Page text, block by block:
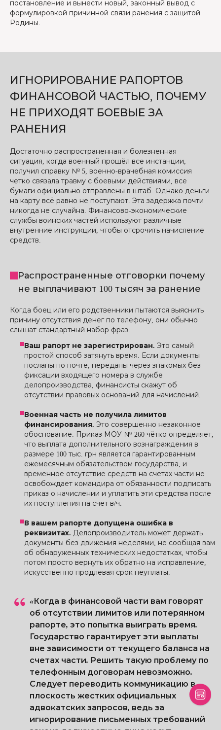
постановление и вынести новый, законный вывод с
формулировкой причинной связи ранения с защитой
Родины.
ИГНОРИРОВАНИЕ РАПОРТОВ
ФИНАНСОВОЙ ЧАСТЬЮ, ПОЧЕМУ
НЕ ПРИХОДЯТ БОЕВЫЕ ЗА
РАНЕНИЯ
Достаточно распространенная и болезненная
ситуация, когда военный прошёл все инстанции,
получил справку № 5, военно-врачебная комиссия
четко связала травму с боевыми действиями, все
бумаги официально отправлены в штаб. Однако деньги
на карту всё равно не поступают. Эта задержка почти
никогда не случайна. Финансово-экономические
службы воинских частей используют различные
внутренние инструкции, чтобы отсрочить начисление
средств.
Распространенные отговорки почему
не выплачивают 100 тысяч за ранение
Когда боец ​​или его родственники пытаются выяснить
причину отсутствия денег по телефону, они обычно
слышат стандартный набор фраз:
Ваш рапорт не зарегистрирован. Это самый
простой способ затянуть время. Если документы
посланы по почте, переданы через знакомых без
фиксации входящего номера в службе
делопроизводства, финансисты скажут об
отсутствии правовых оснований для начислений.
Военная часть не получила лимитов
финансирования. Это совершенно незаконное
обоснование. Приказ МОУ № 260 чётко определяет,
что выплата дополнительного вознаграждения в
размере 100 тыс. грн является гарантированным
ежемесячным обязательством государства, и
временное отсутствие средств на счетах части не
освобождает командира от обязанности подписать
приказ о начислении и уплатить эти средства после
их поступления на счет в/ч.
В вашем рапорте допущена ошибка в
реквизитах. Делопроизводитель может держать
документы без движения неделями, не сообщая вам
об обнаруженных технических недостатках, чтобы
потом просто вернуть их обратно на исправление,
искусственно продлевая срок неуплаты.
«Когда в финансовой части вам говорят
об отсутствии лимитов или потерянном
рапорте, это попытка выиграть время.
Государство гарантирует эти выплаты
вне зависимости от текущего баланса на
счетах части. Решить такую ​​проблему по
телефонным договорам невозможно.
Следует переводить коммуникацию в
плоскость жестких официальных
адвокатских запросов, ведь за
игнорирование письменных требований